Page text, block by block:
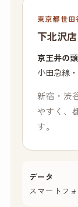
東京都世田
下北沢店
京王井の
小田急線
新宿・渋
やすく、
す。
データ
スマートフ